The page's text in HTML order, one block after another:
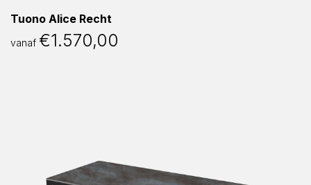
Tuono Alice Recht
vanaf €1.570,00